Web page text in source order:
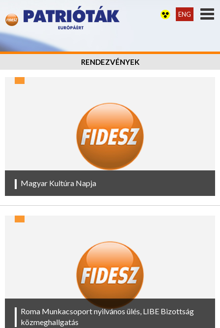
ENG
RENDEZVÉNYEK
Magyar Kultúra Napja
Roma Munkacsoport nyilvános ülés, LIBE Bizottság
közmeghallgatás